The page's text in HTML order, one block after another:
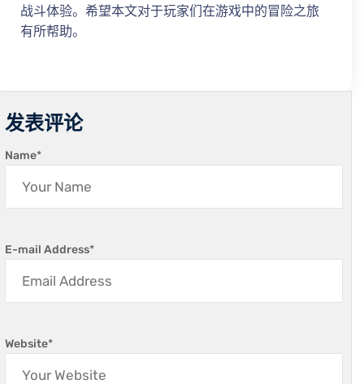
战斗体验。希望本文对于玩家们在游戏中的冒险之旅
有所帮助。
发表评论
Name*
E-mail Address*
Website*